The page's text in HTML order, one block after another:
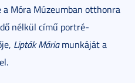
Móra Múzeumban otthonra
nélkül című portré-
Lipták Máriamunkáját a